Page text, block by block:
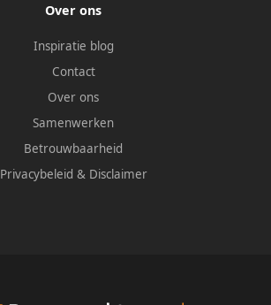
Over ons
Inspiratie blog
Contact
Over ons
Samenwerken
Betrouwbaarheid
Privacybeleid & Disclaimer